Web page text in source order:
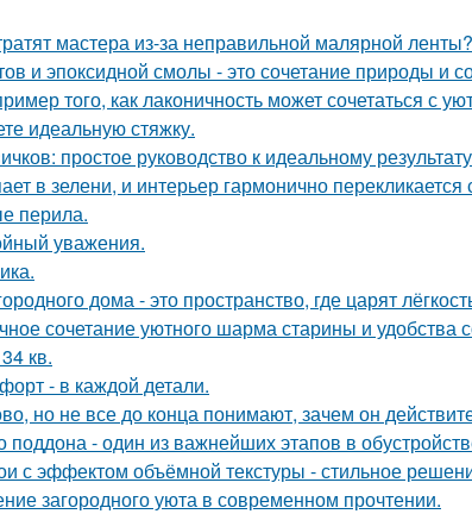
мастера из-за неправильной малярной ленты?
и эпоксидной смолы - это сочетание природы и
того, как лаконичность может сочетаться с
идеальную стяжку.
простое руководство к идеальному
в зелени, и интерьер гармонично
перила.
уважения.
дома - это пространство, где царят
сочетание уютного шарма старины и удобства
кв.
- в каждой детали.
но не все до конца понимают, зачем он
поддона - один из важнейших этапов в
эффектом объёмной текстуры - стильное
загородного уюта в современном прочтении.